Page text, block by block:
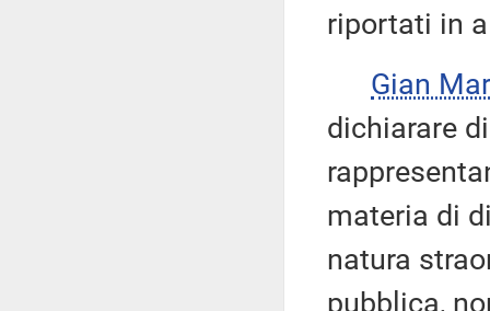
riportati in
Gian
dichiarare
materia di
natura
pubblica,